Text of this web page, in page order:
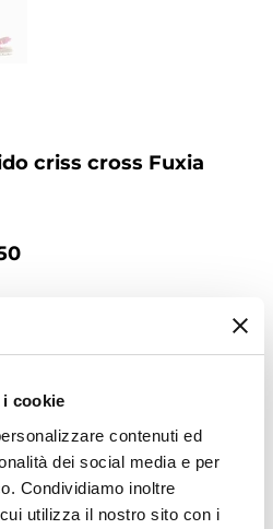
cookie
contenuti ed
dei social media e per
Condividiamo inoltre
utilizza il nostro sito con i
criss cross Fuxia
Current
Add to cart